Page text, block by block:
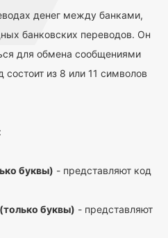
денег между банками,
банковских переводов. Он
для обмена сообщениями
из 8 или 11 символов
буквы) - представляют код
буквы) - представляют